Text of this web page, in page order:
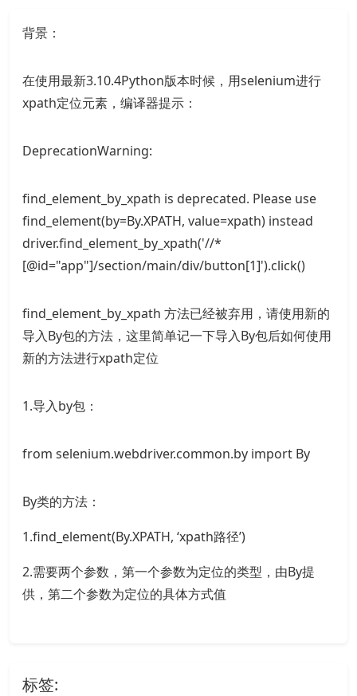
背景：
在使用最新3.10.4Python版本时候，用selenium进行
xpath定位元素，编译器提示：
DeprecationWarning:
find_element_by_xpath is deprecated. Please use
find_element(by=By.XPATH, value=xpath) instead
driver.find_element_by_xpath('//*
[@id="app"]/section/main/div/button[1]').click()
find_element_by_xpath 方法已经被弃用，请使用新的
导入By包的方法，这里简单记一下导入By包后如何使用
新的方法进行xpath定位
1.导入by包：
from selenium.webdriver.common.by import By
By类的方法：
1.find_element(By.XPATH, ‘xpath路径’)
2.需要两个参数，第一个参数为定位的类型，由By提
供，第二个参数为定位的具体方式值
标签: